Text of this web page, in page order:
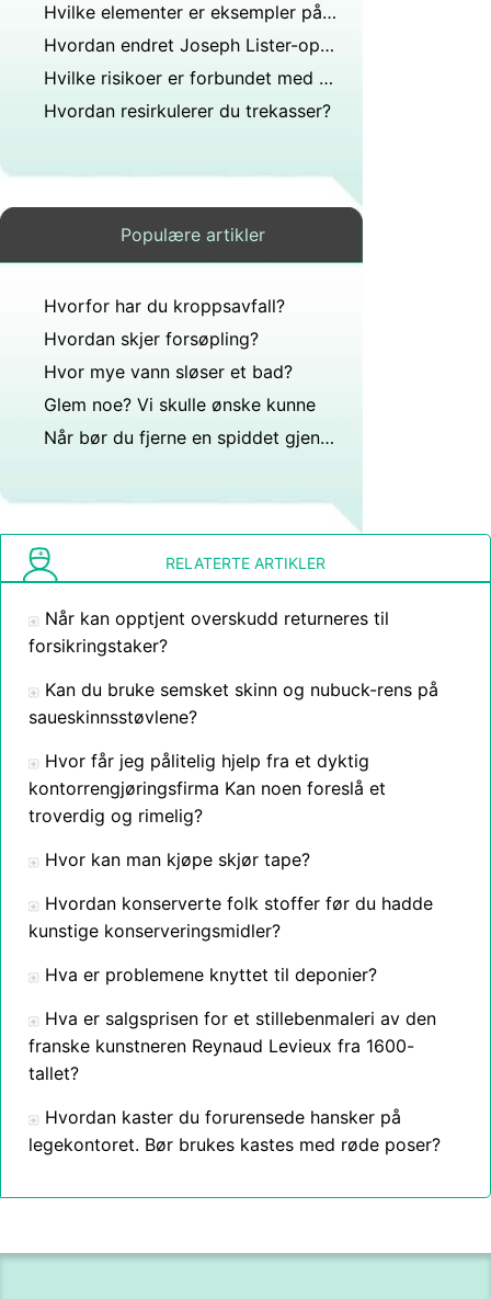
Hvilke elementer er eksempler på personlig identifiserbar informasjon som bør beskyttes?
Hvordan endret Joseph Lister-oppfinnelsen livet i USA for daglige forbrukere?
Hvilke risikoer er forbundet med diskfjerning?
Hvordan resirkulerer du trekasser?
Populære artikler
Hvorfor har du kroppsavfall?
Hvordan skjer forsøpling?
Hvor mye vann sløser et bad?
Glem noe? Vi skulle ønske kunne
Når bør du fjerne en spiddet gjenstand?
RELATERTE ARTIKLER
Når kan opptjent overskudd returneres til
forsikringstaker?
Kan du bruke semsket skinn og nubuck-rens på
saueskinnsstøvlene?
Hvor får jeg pålitelig hjelp fra et dyktig
kontorrengjøringsfirma Kan noen foreslå et
troverdig og rimelig?
Hvor kan man kjøpe skjør tape?
Hvordan konserverte folk stoffer før du hadde
kunstige konserveringsmidler?
Hva er problemene knyttet til deponier?
Hva er salgsprisen for et stillebenmaleri av den
franske kunstneren Reynaud Levieux fra 1600-
tallet?
Hvordan kaster du forurensede hansker på
legekontoret. Bør brukes kastes med røde poser?